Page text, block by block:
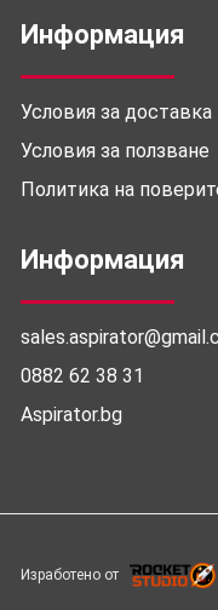
Информация
Условия за доставка
Условия за ползване
Политика на
Информация
0882 62 38 31
Aspirator.bg
Изработено от